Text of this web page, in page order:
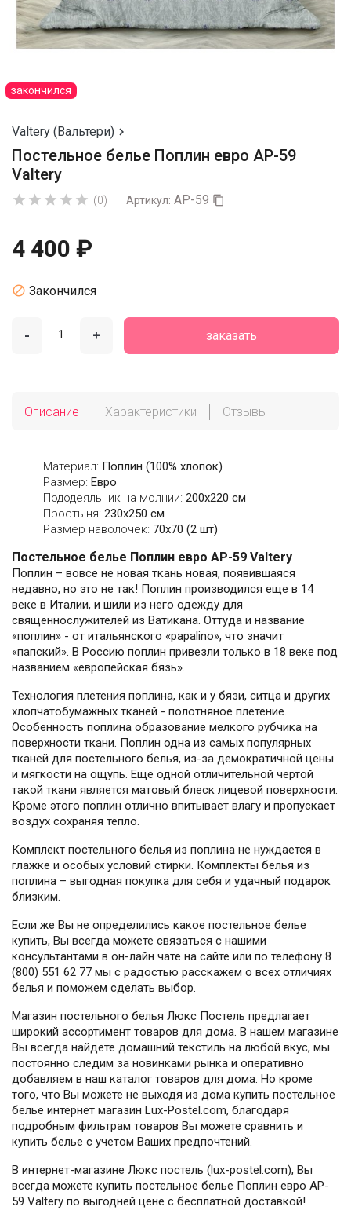
закончился
Valtery (Вальтери) 
Постельное белье Поплин евро AP-59
Valtery
     (0) Артикул: AP-59 
4 400 ₽
 Закончился
- + заказать
Описание Характеристики Отзывы
Материал: Поплин (100% хлопок)
Размер: Евро
Пододеяльник на молнии: 200х220 см
Простыня: 230х250 см
Размер наволочек: 70x70 (2 шт)
Постельное белье Поплин евро AP-59 Valtery
Поплин – вовсе не новая ткань новая, появившаяся
недавно, но это не так! Поплин производился еще в 14
веке в Италии, и шили из него одежду для
священнослужителей из Ватикана. Оттуда и название
«поплин» - от итальянского «papalino», что значит
«папский». В Россию поплин привезли только в 18 веке под
названием «европейская бязь».
Технология плетения поплина, как и у бязи, ситца и других
хлопчатобумажных тканей - полотняное плетение.
Особенность поплина образование мелкого рубчика на
поверхности ткани. Поплин одна из самых популярных
тканей для постельного белья, из-за демократичной цены
и мягкости на ощупь. Еще одной отличительной чертой
такой ткани является матовый блеск лицевой поверхности.
Кроме этого поплин отлично впитывает влагу и пропускает
воздух сохраняя тепло.
Комплект постельного белья из поплина не нуждается в
глажке и особых условий стирки. Комплекты белья из
поплина – выгодная покупка для себя и удачный подарок
близким.
Если же Вы не определились какое постельное белье
купить, Вы всегда можете связаться с нашими
консультантами в он-лайн чате на сайте или по телефону 8
(800) 551 62 77 мы с радостью расскажем о всех отличиях
белья и поможем сделать выбор.
Магазин постельного белья Люкс Постель предлагает
широкий ассортимент товаров для дома. В нашем магазине
Вы всегда найдете домашний текстиль на любой вкус, мы
постоянно следим за новинками рынка и оперативно
добавляем в наш каталог товаров для дома. Но кроме
того, что Вы можете не выходя из дома купить постельное
белье интернет магазин Lux-Postel.com, благодаря
подробным фильтрам товаров Вы можете сравнить и
купить белье с учетом Ваших предпочтений.
В интернет-магазине Люкс постель (lux-postel.com), Вы
всегда можете купить постельное белье Поплин евро AP-
59 Valtery по выгодней цене с бесплатной доставкой!